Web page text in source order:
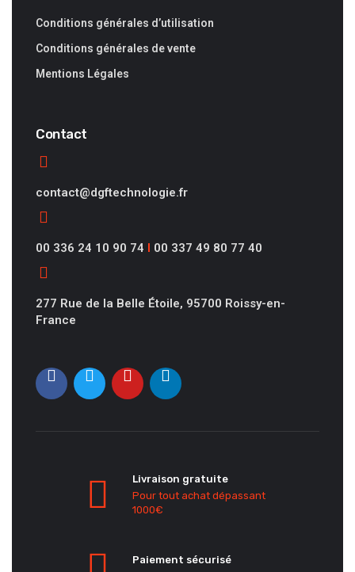
Conditions générales d’utilisation
Conditions générales de vente
Mentions Légales
Contact
contact@dgftechnologie.fr
00 336 24 10 90 74 I 00 337 49 80 77 40
277 Rue de la Belle Étoile, 95700 Roissy-en-
France
Livraison gratuite
Pour tout achat dépassant
1000€
Paiement sécurisé